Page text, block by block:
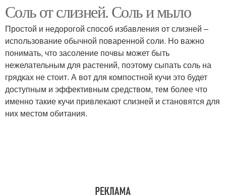
Соль от слизней. Соль и мыло
Простой и недорогой способ избавления от слизней –
использование обычной поваренной соли. Но важно
понимать, что засоление почвы может быть
нежелательным для растений, поэтому сыпать соль на
грядках не стоит. А вот для компостной кучи это будет
доступным и эффективным средством, тем более что
именно такие кучи привлекают слизней и становятся для
них местом обитания.